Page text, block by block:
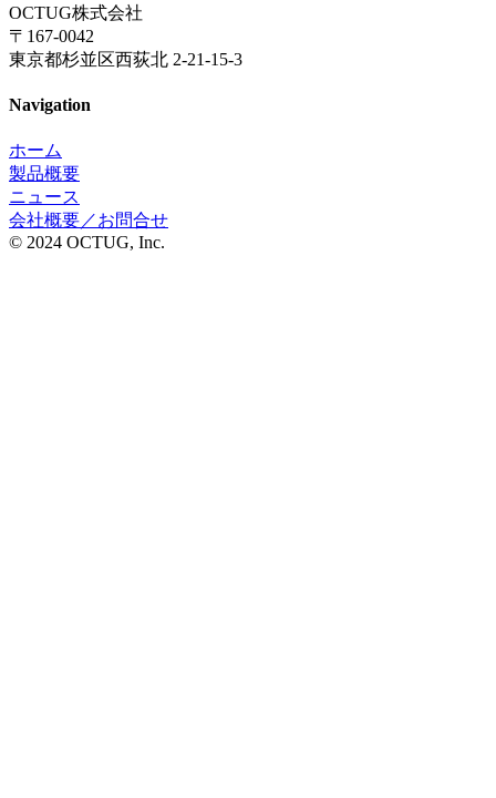
OCTUG株式会社
〒167-0042
東京都杉並区西荻北 2-21-15-3
Navigation
ホーム
製品概要
ニュース
会社概要／お問合せ
© 2024 OCTUG, Inc.